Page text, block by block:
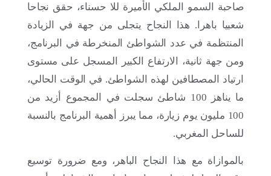
اكتشفوا معرض الصور”نظرة أخرى على البيئة” في
حديقة أم السعد بالعيون!
صاحبة السمو الملكي الأميرة للا حسناء، حقق نجاحا
شعبيا باهرا. هذا النجاح يتجلى من جهة في الزيادة
المنتظمة في عدد الشواطئ المنخرطة في البرنامج،
ومن جهة ثانية، الارتفاع الكبير المسجل على مستوى
ارتياد المصطافين لهذه الشواطئ. في الوقت الحالي،
ما يناهز 100 شاطئ سجلت في المجموع أزيد من
100 مليون يوم زيارة، مما يبرز أهمية البرنامج بالنسبة
للساحل المغربي.
بالموازاة مع هذا النجاح الباهر، ومع ضرورة توسيع